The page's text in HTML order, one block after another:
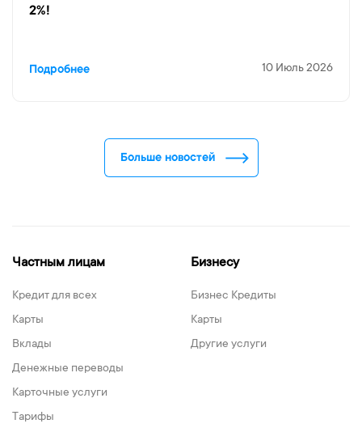
2%!
Подробнее 10 Июль 2026
Больше новостей
Частным лицам
Кредит для всех
Карты
Вклады
Денежные переводы
Карточные услуги
Тарифы
Бизнесу
Бизнес Кредиты
Карты
Другие услуги